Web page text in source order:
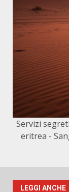
Servizi
eritrea -
LEGGI ANCHE